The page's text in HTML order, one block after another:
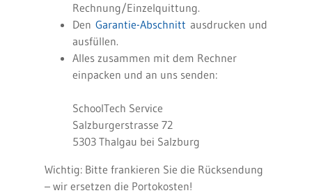
Rechnung/Einzelquittung.
Den Garantie-Abschnitt ausdrucken und
ausfüllen.
Alles zusammen mit dem Rechner
einpacken und an uns senden:
SchoolTech Service
Salzburgerstrasse 72
5303 Thalgau bei Salzburg
Wichtig: Bitte frankieren Sie die Rücksendung
– wir ersetzen die Portokosten!